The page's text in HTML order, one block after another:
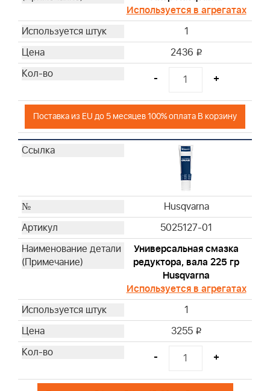
Husqvarna
Husqvarna
Husqvarna
Husqvarna
Husqvarna
Husqvarna
Husqvarna
Husqvarna
Husqvarna
Husqvarna
Husqvarna
Husqvarna
Husqvarna
Husqvarna
Husqvarna
Husqvarna
Husqvarna
Husqvarna
Husqvarna
Husqvarna
Husqvarna
Husqvarna
Используется в агрегатах
1
2436 i
- +
Поставка из EU до 5 месяцев 100% оплата В корзину
Husqvarna
5025127-01
Универсальная смазка
редуктора, вала 225 гр
Husqvarna
Используется в агрегатах
1
3255 i
- +